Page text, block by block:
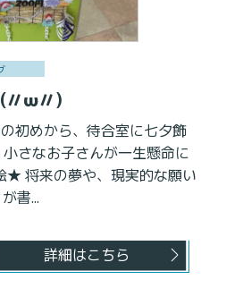
〃ω〃)
初めから、待合室に七夕飾
さなお子さんが一生懸命に
★ 将来の夢や、現実的な願い
書...
詳細はこちら